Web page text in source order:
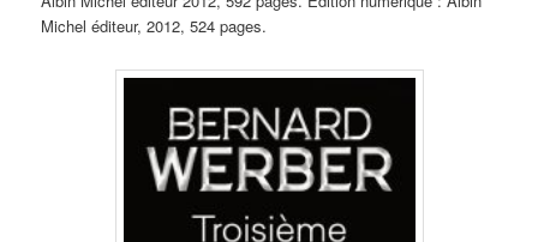
Michel éditeur, 2012, 524 pages.